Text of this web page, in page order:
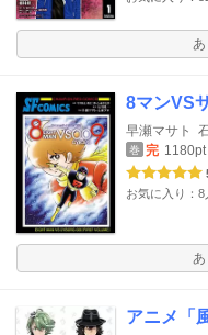
8マンVS
早瀬マサト
巻 完 1180pt
お気に入り：8
アニメ「